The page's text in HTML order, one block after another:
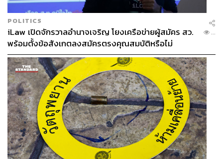
POLITICS
iLaw เปิดจักรวาลอำนาจเจริญ โยงเครือข่ายผู้สมัคร สว.
พร้อมตั้งข้อสังเกตลงสมัครตรงคุณสมบัติหรือไม่
...